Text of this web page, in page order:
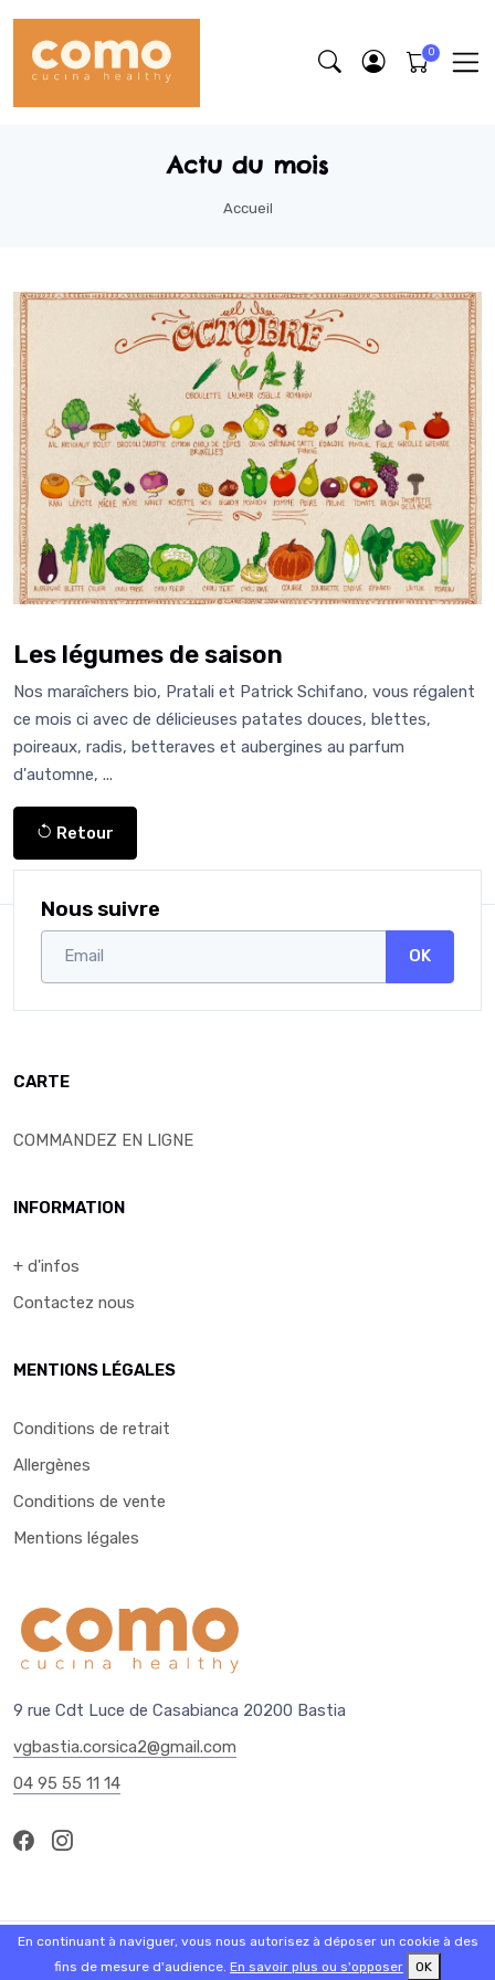
Actu du mois
Accueil
Les légumes de saison
Nos maraîchers bio, Pratali et Patrick Schifano, vous régalent
ce mois ci avec de délicieuses patates douces, blettes,
poireaux, radis, betteraves et aubergines au parfum
d'automne, ...
Retour
Nous suivre
OK
CARTE
COMMANDEZ EN LIGNE
INFORMATION
+ d'infos
Contactez nous
MENTIONS LÉGALES
Conditions de retrait
Allergènes
Conditions de vente
Mentions légales
9 rue Cdt Luce de Casabianca 20200 Bastia
vgbastia.corsica2@gmail.com
04 95 55 11 14
© 2026 - LogicielSaasFood - Logiciel de gestion de commande sur
internet et en magasin
En continuant à naviguer, vous nous autorisez à déposer un cookie à des
fins de mesure d'audience. En savoir plus ou s'opposer OK